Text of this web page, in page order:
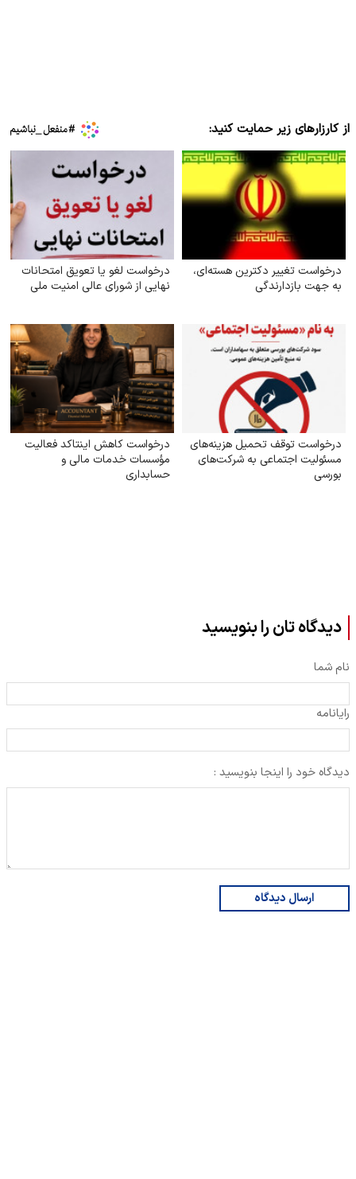
از کارزارهای زیر حمایت کنید:
درخواست تغییر دکترین هسته‌ای،
به جهت بازدارندگی
درخواست لغو یا تعویق امتحانات
نهایی از شورای عالی امنیت ملی
درخواست توقف تحمیل هزینه‌های
مسئولیت اجتماعی به شرکت‌های
بورسی
درخواست کاهش اینتاکد فعالیت
مؤسسات خدمات مالی و
حسابداری
دیدگاه تان را بنویسید
نام شما
رایانامه
دیدگاه خود را اینجا بنویسید :
ارسال دیدگاه